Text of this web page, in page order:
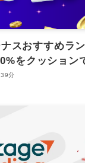
スおすすめラ
をクッション
分